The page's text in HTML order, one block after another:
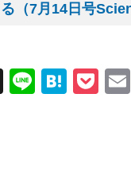
（7月14日号
X Line